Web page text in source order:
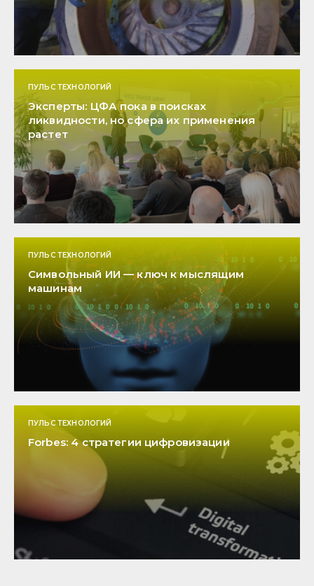
ПУЛЬС ТЕХНОЛОГИЙ
Эксперты: ЦФА пока в поисках
ликвидности, но сфера их применения
растет
ПУЛЬС ТЕХНОЛОГИЙ
Символьный ИИ — ключ к мыслящим
машинам
ПУЛЬС ТЕХНОЛОГИЙ
Forbes: 4 стратегии цифровизации